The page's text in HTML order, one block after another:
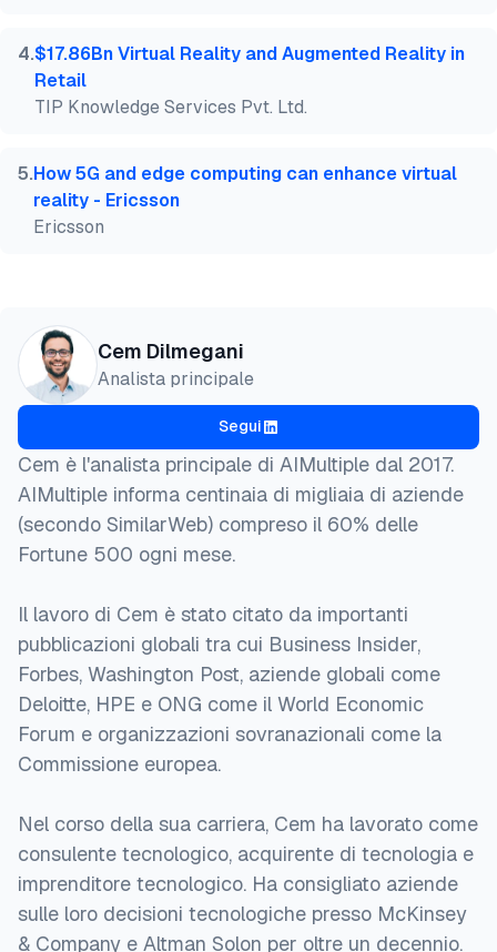
4.$17.86Bn Virtual Reality and Augmented Reality in
Retail
TIP Knowledge Services Pvt. Ltd.
5.How 5G and edge computing can enhance virtual
reality - Ericsson
Ericsson
Cem Dilmegani
Analista principale
Segui
Cem è l'analista principale di AIMultiple dal 2017.
AIMultiple informa centinaia di migliaia di aziende
(secondo SimilarWeb) compreso il 60% delle
Fortune 500 ogni mese.
Il lavoro di Cem è stato citato da importanti
pubblicazioni globali tra cui Business Insider,
Forbes, Washington Post, aziende globali come
Deloitte, HPE e ONG come il World Economic
Forum e organizzazioni sovranazionali come la
Commissione europea.
Nel corso della sua carriera, Cem ha lavorato come
consulente tecnologico, acquirente di tecnologia e
imprenditore tecnologico. Ha consigliato aziende
sulle loro decisioni tecnologiche presso McKinsey
& Company e Altman Solon per oltre un decennio.